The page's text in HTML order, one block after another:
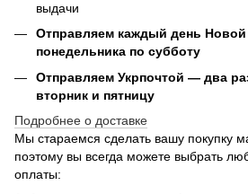
выдачи
Отправляем каждый день
понедельника по субботу
Отправляем Укрпочтой — два
вторник и пятницу
Подробнее о доставке
Мы стараемся сделать вашу покупку
поэтому вы всегда можете выбрать
оплаты: